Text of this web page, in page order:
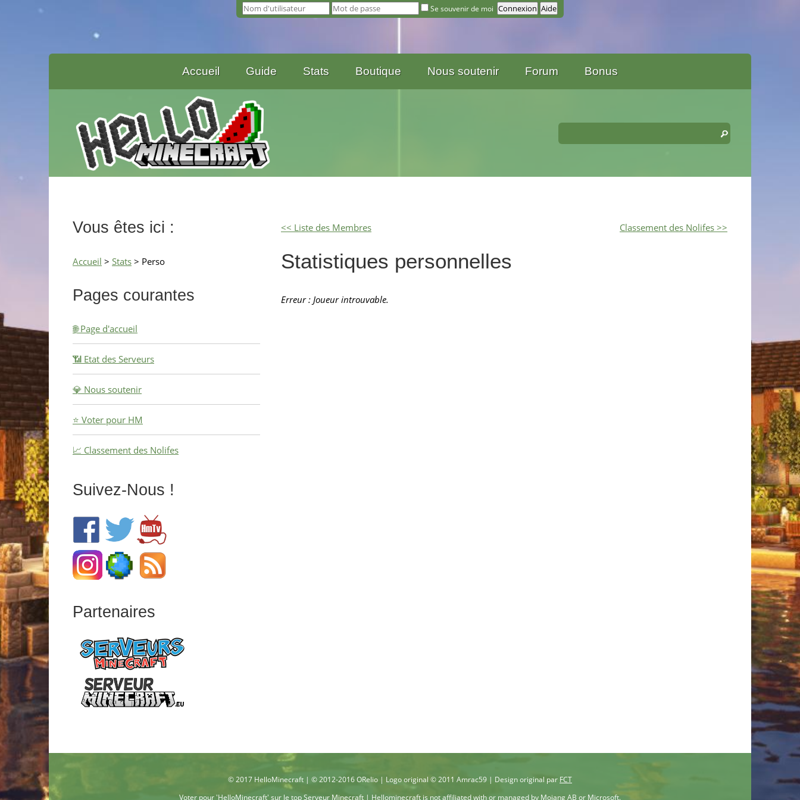
Se souvenir de moi
Accueil Guide Stats Boutique Nous soutenir Forum Bonus
Vous êtes ici :
Accueil > Stats > Perso
Pages courantes
🌐 Page d'accueil
📶 Etat des Serveurs
💎 Nous soutenir
⭐ Voter pour HM
📈 Classement des Nolifes
Suivez-Nous !
Partenaires
<< Liste des Membres Classement des Nolifes >>
Statistiques personnelles
Erreur : Joueur introuvable.
© 2017 HelloMinecraft | © 2012-2016 ORelio | Logo original © 2011 Amrac59 | Design original par FCT
Voter pour 'HelloMinecraft' sur le topServeur Minecraft | Hellominecraft is not affiliated with or managed by Mojang AB or Microsoft.